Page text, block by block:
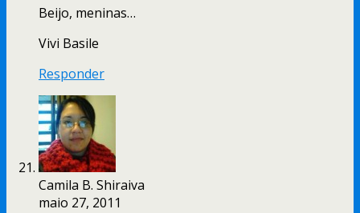
Beijo, meninas…
Vivi Basile
Responder
Camila B. Shiraiva
maio 27, 2011